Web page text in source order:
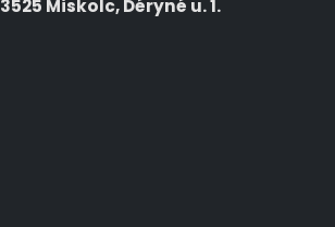
3525 Miskolc, Déryné u. 1.